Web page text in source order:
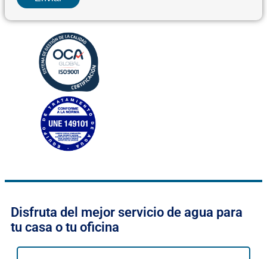
Disfruta del mejor servicio de agua para
tu casa o tu oficina